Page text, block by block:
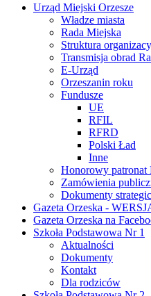
Urząd Miejski Orzesze
Władze miasta
Rada Miejska
Struktura
Transmisja obrad
E-Urząd
Orzeszanin roku
Fundusze
UE
RFIL
RFRD
Polski Ład
Inne
Honorowy patronat
Zamówienia
Dokumenty
Gazeta Orzeska -
Gazeta Orzeska na
Szkoła Podstawowa Nr 1
Aktualności
Dokumenty
Kontakt
Dla rodziców